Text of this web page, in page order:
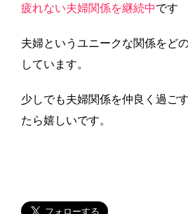
疲れない夫婦関係を継続中です
夫婦というユニークな関係をど
しています。
少しでも夫婦関係を仲良く過ご
たら嬉しいです。